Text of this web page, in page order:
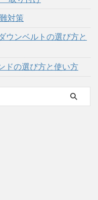
対策
ウンベルトの選び方と
ドの選び方と使い方